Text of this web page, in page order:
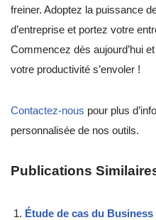
freiner. Adoptez la puissance
d’entreprise et portez votre
Commencez dès aujourd’hui
votre productivité s’envoler !
Contactez-nous pour plus
personnalisée de nos outils.
Publications
Étude de cas du